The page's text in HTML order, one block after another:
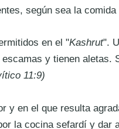
según sea la comida
en el "Kashrut".
y tienen aletas.
11:9)
y en el que resulta
la cocina sefardí y dar